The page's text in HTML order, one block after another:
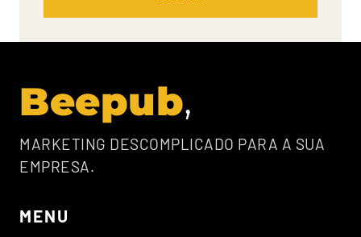
Beepub
MARKETING DESCOMPLICADO PARA A SUA
EMPRESA.
MENU